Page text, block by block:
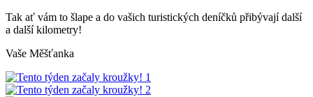
Tak ať vám to šlape a do vašich turistických deníčků přibývají další
a další kilometry!
Vaše Měšťanka